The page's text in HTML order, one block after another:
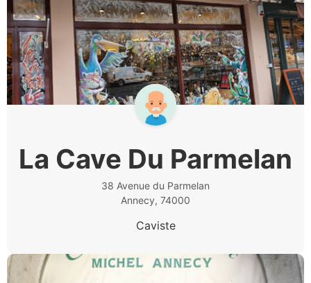
La Cave Du Parmelan
38 Avenue du Parmelan
Annecy, 74000
Caviste